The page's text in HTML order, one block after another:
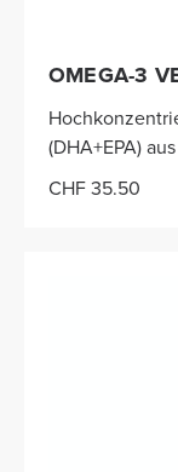
OMEGA-3
(DHA+EPA)
CHF 35.50